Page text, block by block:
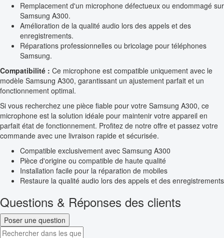
Remplacement d'un microphone défectueux ou endommagé sur
Samsung A300.
Amélioration de la qualité audio lors des appels et des
enregistrements.
Réparations professionnelles ou bricolage pour téléphones
Samsung.
Compatibilité : Ce microphone est compatible uniquement avec le
modèle Samsung A300, garantissant un ajustement parfait et un
fonctionnement optimal.
Si vous recherchez une pièce fiable pour votre Samsung A300, ce
microphone est la solution idéale pour maintenir votre appareil en
parfait état de fonctionnement. Profitez de notre offre et passez votre
commande avec une livraison rapide et sécurisée.
Compatible exclusivement avec Samsung A300
Pièce d'origine ou compatible de haute qualité
Installation facile pour la réparation de mobiles
Restaure la qualité audio lors des appels et des enregistrements
Questions & Réponses des clients
Poser une question